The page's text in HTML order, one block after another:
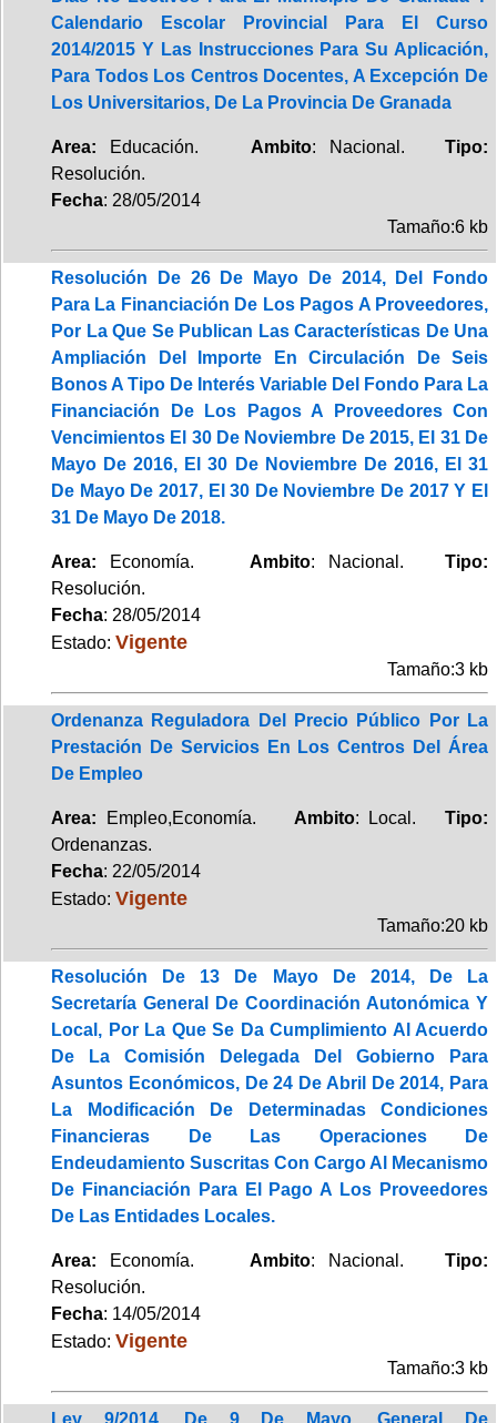
Calendario Escolar Provincial Para El Curso
2014/2015 Y Las Instrucciones Para Su Aplicación,
Para Todos Los Centros Docentes, A Excepción De
Los Universitarios, De La Provincia De Granada
Area: Educación. Ambito: Nacional.Tipo:
Resolución.
Fecha: 28/05/2014
Tamaño:6 kb
Resolución De 26 De Mayo De 2014, Del Fondo
Para La Financiación De Los Pagos A Proveedores,
Por La Que Se Publican Las Características De Una
Ampliación Del Importe En Circulación De Seis
Bonos A Tipo De Interés Variable Del Fondo Para La
Financiación De Los Pagos A Proveedores Con
Vencimientos El 30 De Noviembre De 2015, El 31 De
Mayo De 2016, El 30 De Noviembre De 2016, El 31
De Mayo De 2017, El 30 De Noviembre De 2017 Y El
31 De Mayo De 2018.
Area: Economía. Ambito: Nacional.Tipo:
Resolución.
Fecha: 28/05/2014
Estado: Vigente
Tamaño:3 kb
Ordenanza Reguladora Del Precio Público Por La
Prestación De Servicios En Los Centros Del Área
De Empleo
Area: Empleo,Economía. Ambito: Local.Tipo:
Ordenanzas.
Fecha: 22/05/2014
Estado: Vigente
Tamaño:20 kb
Resolución De 13 De Mayo De 2014, De La
Secretaría General De Coordinación Autonómica Y
Local, Por La Que Se Da Cumplimiento Al Acuerdo
De La Comisión Delegada Del Gobierno Para
Asuntos Económicos, De 24 De Abril De 2014, Para
La Modificación De Determinadas Condiciones
Financieras De Las Operaciones De
Endeudamiento Suscritas Con Cargo Al Mecanismo
De Financiación Para El Pago A Los Proveedores
De Las Entidades Locales.
Area: Economía. Ambito: Nacional.Tipo:
Resolución.
Fecha: 14/05/2014
Estado: Vigente
Tamaño:3 kb
Ley 9/2014, De 9 De Mayo, General De